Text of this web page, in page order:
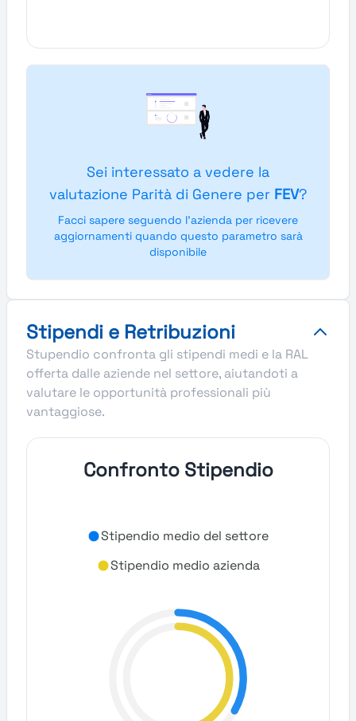
Sei interessato a vedere la
valutazione Parità di Genere per FEV?
Facci sapere seguendo l'azienda per ricevere
aggiornamenti quando questo parametro sarà
disponibile
Stipendi e Retribuzioni
Stupendio confronta gli stipendi medi e la RAL
offerta dalle aziende nel settore, aiutandoti a
valutare le opportunità professionali più
vantaggiose.
Confronto Stipendio
Stipendio medio del settore
Stipendio medio azienda